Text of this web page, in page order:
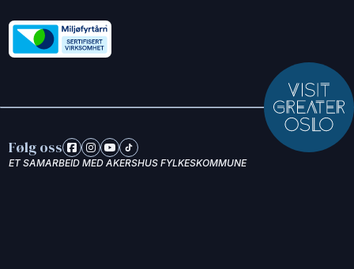
Følg oss
ET SAMARBEID MED AKERSHUS FYLKESKOMMUNE